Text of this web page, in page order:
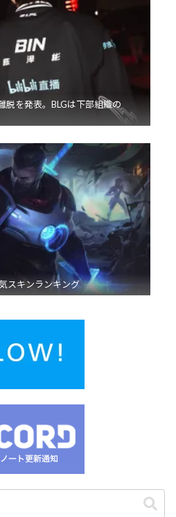
脱を発表。BLGは下部組織の
スキンランキング